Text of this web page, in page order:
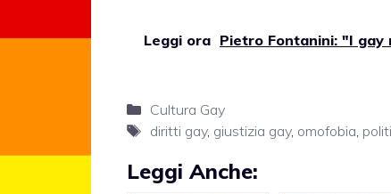
Leggi ora Pietro Fontanini: "I
Categorie
Cultura Gay
Tag
diritti gay, giustizia gay, omofobia,
Leggi Anche: